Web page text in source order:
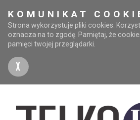
KOMUNIKAT
Strona wykorzystuje pliki cookies.
oznacza na to zgodę. Pamiętaj, że
pamięci twojej przeglądarki.
X